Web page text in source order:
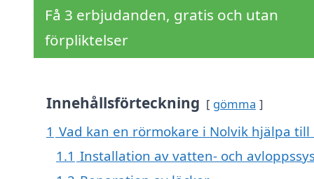
Få 3 erbjudanden, gratis och utan
förpliktelser
Innehållsförteckning gömma
1 Vad kan en rörmokare i Nolvik hjälpa till
1.1 Installation av vatten- och